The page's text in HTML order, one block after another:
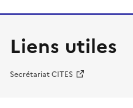
Liens utiles
Secrétariat CITES